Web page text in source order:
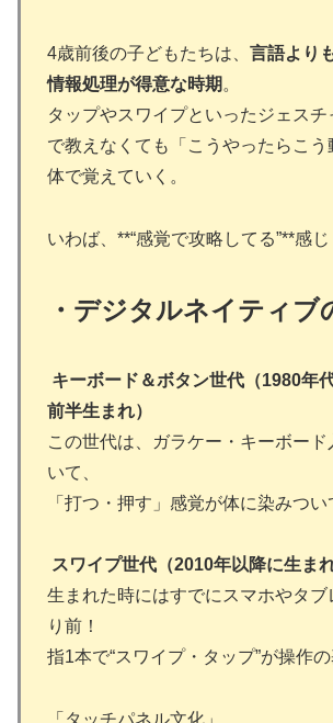
4歳前後の子どもたちは、 言語より
情報処理が得意な時期 。
タップやスワイプといったジェス
で教えなくても「こうやったらこう
体で覚えていく。
いわば、**“感覚で攻略してる”**感じ
・デジタルネイティブ
キーボード＆ボタン世代（1980年
前半生まれ）
この世代は、ガラケー・キーボード
いて、
「打つ・押す」感覚が体に染みつ
スワイプ世代（2010年以降に生まれ
生まれた時にはすでにスマホやタブ
り前！
指1本で“スワイプ・タップ”が操作